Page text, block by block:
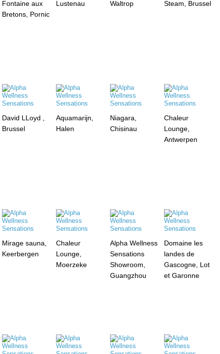
Fontaine aux
Bretons, Pornic
Lustenau
Waltrop
Steam, Brussel
David LLoyd ,
Brussel
Aquamarijn,
Halen
Niagara,
Chisinau
Chaleur
Lounge,
Antwerpen
Mirage sauna,
Keerbergen
Chaleur
Lounge,
Moerzeke
Alpha Wellness
Sensations
Showroom,
Guangzhou
Domaine les
landes de
Gascogne, Lot
et Garonne